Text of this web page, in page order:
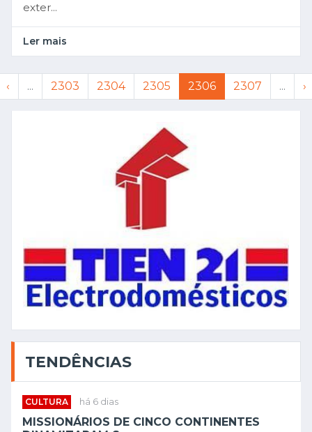
exter...
Ler mais
‹ ... 2303 2304 2305 2306 2307 ... ›
TENDÊNCIAS
CULTURA há 6 dias
MISSIONÁRIOS DE CINCO CONTINENTES